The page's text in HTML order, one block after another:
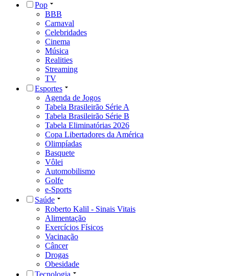
Pop
BBB
Carnaval
Celebridades
Cinema
Música
Realities
Streaming
TV
Esportes
Agenda de Jogos
Tabela Brasileirão Série A
Tabela Brasileirão Série B
Tabela Eliminatórias 2026
Copa Libertadores da América
Olimpíadas
Basquete
Vôlei
Automobilismo
Golfe
e-Sports
Saúde
Roberto Kalil - Sinais Vitais
Alimentação
Exercícios Físicos
Vacinação
Câncer
Drogas
Obesidade